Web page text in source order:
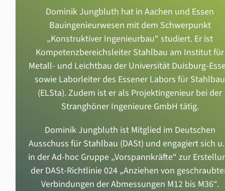
Dominik Jungbluth hat in Aachen und Essen
Bauingenieurwesen mit dem Schwerpunkt
„Konstruktiver Ingenieurbau“ studiert. Er ist
Kompetenzbereichsleiter Stahlbau am Institut für
Metall- und Leichtbau der Universität Duisburg-
sowie Laborleiter des Essener Labors für Stahlbau
(ELSta). Zudem ist er als Projektingenieur bei der
Stranghöner Ingenieure GmbH tätig.
Dominik Jungbluth ist Mitglied im Deutschen
Ausschuss für Stahlbau (DASt) und engagiert sich
in der Ad-hoc Gruppe „Vorspannkräfte“ zur
der DASt-Richtlinie 024 „Anziehen von
Verbindungen der Abmessungen M12 bis M36“.